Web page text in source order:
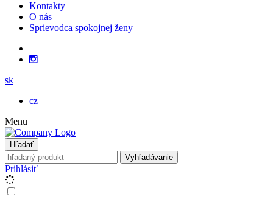
Kontakty
O nás
Sprievodca spokojnej ženy
sk
cz
Menu
Hľadať
Vyhľadávanie
Prihlásiť